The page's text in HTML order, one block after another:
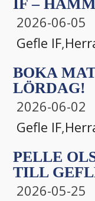
IF –
2026-06-05
Gefle IF,
BOKA
LÖRDAG!
2026-06-02
Gefle IF,
PELLE
TILL
2026-05-25